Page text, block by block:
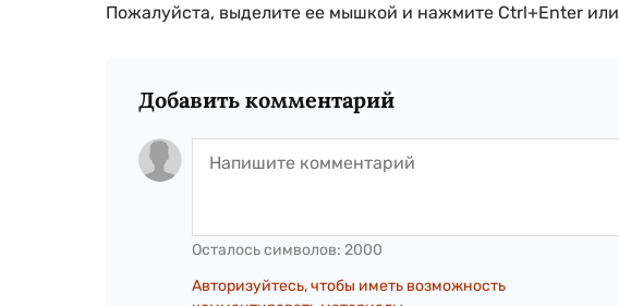
Пожалуйста, выделите ее мышкой и нажмите Ctrl+Enter или
Добавить комментарий
Осталось символов: 2000
Авторизуйтесь, чтобы иметь возможность